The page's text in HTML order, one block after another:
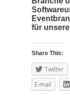
für
Share This:
Twitter
E-mail